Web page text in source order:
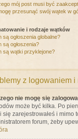
mój post musi być
przesunąć swój wątek w
i rodzaje wątków
są ogłoszenia globalne?
są ogłoszenia?
są wątki przyklejone?
z logowaniem i
nie mogę się
może być kilka. Po
się zarejestrowałeś i mimo
forum, żeby